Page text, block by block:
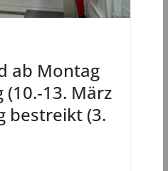
ab Montag
13. März
bestreikt (3.